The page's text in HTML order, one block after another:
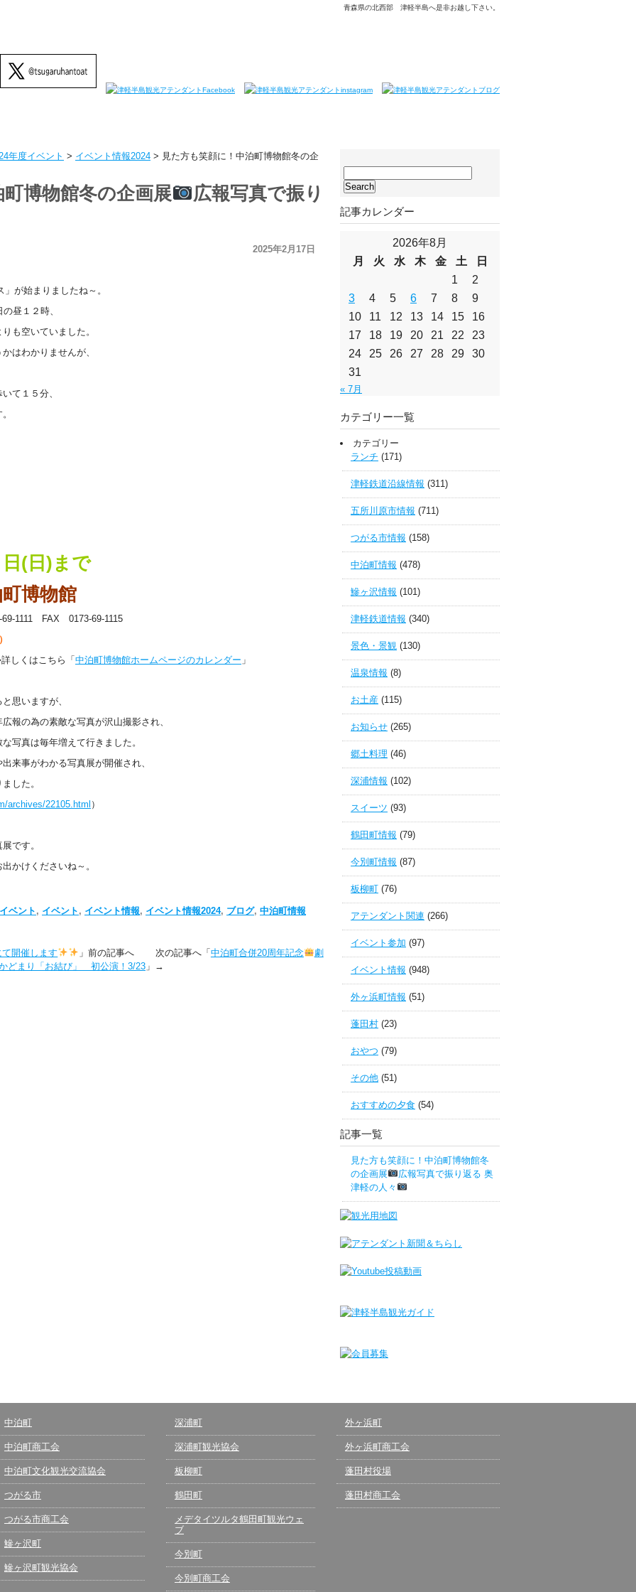
青森県の北西部 津軽半島へ是非お越し下さい。
年度イベント > イベント情報2024 > 見た方も笑顔に！中泊町博物館冬の企
博物館冬の企画展 広報写真で振り
2025年2月17日
が始まりましたね～。
昼１２時、
も空いていました。
はわかりませんが、
て１５分、
(日)まで
博物館
1111 FAX 0173-69-1115
しくはこちら「 中泊町博物館ホームページのカレンダー 」
思いますが、
報の為の素敵な写真が沢山撮影され、
写真は毎年増えて行きました。
来事がわかる写真展が開催され、
した。
archives/22105.html ）
です。
かけくださいね～。
ベント , イベント , イベント情報, イベント情報2024, ブログ, 中泊町情報
開催します 」前の記事へ 次の記事へ「 中泊町合併20周年記念
劇
どまり「お結び」 初公演！3/23 」→
イ
内
検
記事カレンダー
2026年8月
月
火 水 木 金 土
日
1
2
3
4 5 6 7 8
9
10
11 12 13 14 15
16
17
18 19 20 21 22
23
24
25 26 27 28 29
30
31
« 7月
カテゴリー一覧
カテゴリー
ランチ (171)
津軽鉄道沿線情報 (311)
五所川原市情報 (711)
つがる市情報 (158)
中泊町情報 (478)
鰺ヶ沢情報 (101)
津軽鉄道情報 (340)
景色・景観 (130)
温泉情報 (8)
お土産 (115)
お知らせ (265)
郷土料理 (46)
深浦情報 (102)
スイーツ (93)
鶴田町情報 (79)
今別町情報 (87)
板柳町 (76)
アテンダント関連 (266)
イベント参加 (97)
イベント情報 (948)
外ヶ浜町情報 (51)
蓬田村 (23)
おやつ (79)
その他 (51)
おすすめの夕食 (54)
記事一覧
見た方も笑顔に！中泊町博物館冬
の企画展
広報写真で振り返る 奥
津軽の人々
中泊町
中泊町商工会
中泊町文化観光交流協会
つがる市
つがる市商工会
鰺ヶ沢町
鰺ヶ沢町観光協会
深浦町
深浦町観光協会
板柳町
鶴田町
メデタイツルタ鶴田町観光ウェ
ブ
今別町
今別町商工会
外ヶ浜町
外ヶ浜町商工会
蓬田村役場
蓬田村商工会